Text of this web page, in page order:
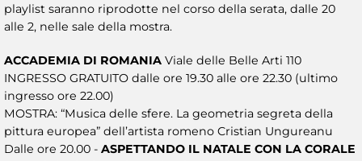
playlist saranno riprodotte nel corso della serata, dalle 20
alle 2, nelle sale della mostra.
ACCADEMIA DI ROMANIA Viale delle Belle Arti 110
INGRESSO GRATUITO dalle ore 19.30 alle ore 22.30 (ultimo
ingresso ore 22.00)
MOSTRA: “Musica delle sfere. La geometria segreta della
pittura europea” dell’artista romeno Cristian Ungureanu
Dalle ore 20.00 - ASPETTANDO IL NATALE CON LA CORALE